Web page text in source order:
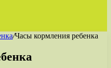
/Часы кормления ребенка